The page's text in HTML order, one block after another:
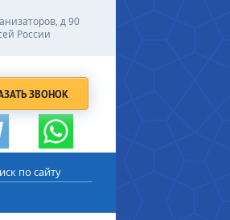
д 90
России
ЗВОНОК